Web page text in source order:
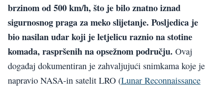
brzinom od 500 km/h, što je bilo znatno iznad
sigurnosnog praga za meko slijetanje. Posljedica je
bio nasilan udar koji je letjelicu raznio na stotine
komada, raspršenih na opsežnom području. Ovaj
događaj dokumentiran je zahvaljujući snimkama koje je
napravio NASA-in satelit LRO (Lunar Reconnaissance